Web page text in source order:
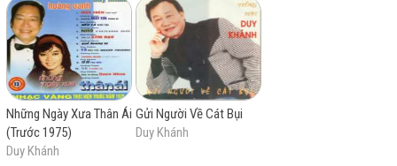
Những Ngày Xưa Thân Ái
(Trước 1975)
Duy Khánh
Gửi Người Về Cát Bụi
Duy Khánh